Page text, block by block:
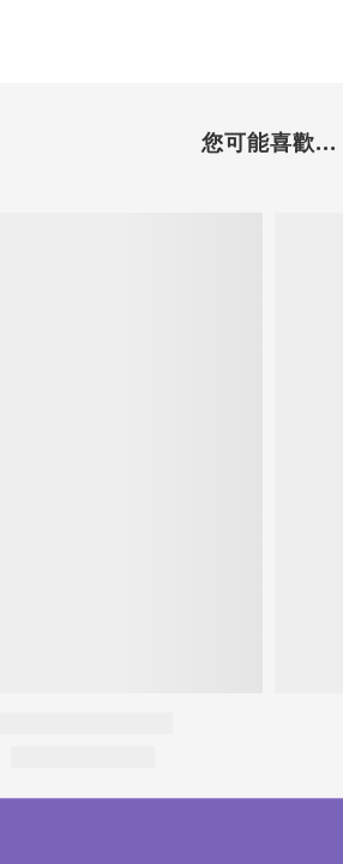
您可能喜歡...